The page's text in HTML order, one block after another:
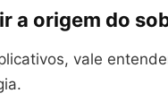
a origem do
vale